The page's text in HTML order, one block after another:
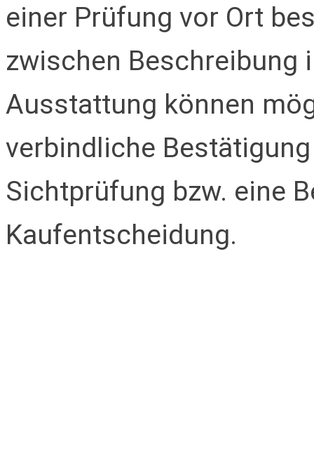
einer Prüfung vor Ort
zwischen Beschreibung
Ausstattung können
verbindliche
Sichtprüfung bzw. eine
Kaufentscheidung.